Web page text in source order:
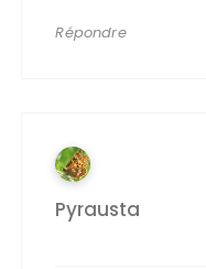
Répondre
Pyrausta